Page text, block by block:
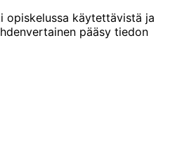
opiskelussa käytettävistä ja
pääsy tiedon